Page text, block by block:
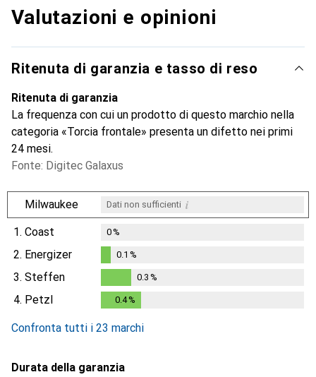
Valutazioni e opinioni
Ritenuta di garanzia e tasso di reso
Ritenuta di garanzia
La frequenza con cui un prodotto di questo marchio nella
categoria «Torcia frontale» presenta un difetto nei primi
24 mesi.
Fonte: Digitec Galaxus
Milwaukee Dati non sufficienti i
1. Coast 0%
2. Energizer
%
0.1 %
3. Steffen
0.3%
0.3 %
4. Petzl 0.4%
Confronta tutti i 23 marchi
Durata della garanzia